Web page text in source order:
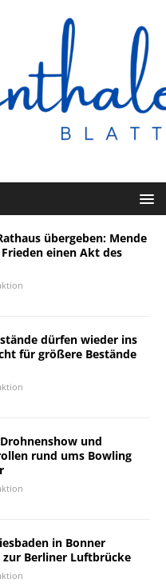
übergeben: Mende
einen Akt des
dürfen wieder ins
für größere Bestände
und
rund ums Bowling
in Bonner
zur Berliner Luftbrücke